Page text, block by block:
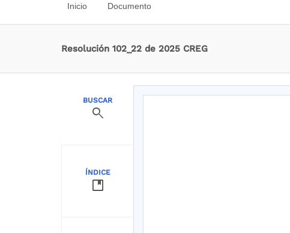
Inicio Documento
Resolución 102_22 de 2025 CREG
BUSCAR
search
ÍNDICE
developer_guide